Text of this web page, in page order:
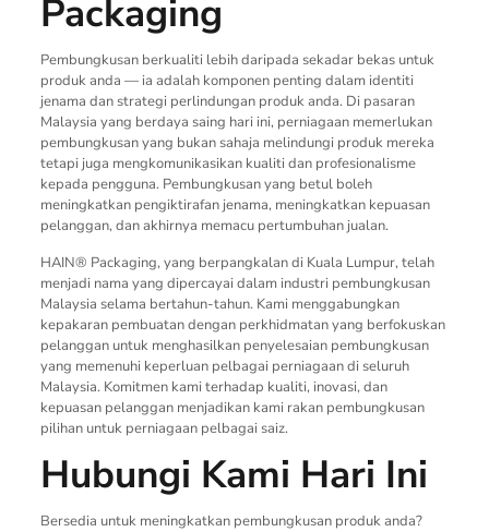
Packaging
Pembungkusan berkualiti lebih daripada sekadar bekas untuk
produk anda — ia adalah komponen penting dalam identiti
jenama dan strategi perlindungan produk anda. Di pasaran
Malaysia yang berdaya saing hari ini, perniagaan memerlukan
pembungkusan yang bukan sahaja melindungi produk mereka
tetapi juga mengkomunikasikan kualiti dan profesionalisme
kepada pengguna. Pembungkusan yang betul boleh
meningkatkan pengiktirafan jenama, meningkatkan kepuasan
pelanggan, dan akhirnya memacu pertumbuhan jualan.
HAIN® Packaging, yang berpangkalan di Kuala Lumpur, telah
menjadi nama yang dipercayai dalam industri pembungkusan
Malaysia selama bertahun-tahun. Kami menggabungkan
kepakaran pembuatan dengan perkhidmatan yang berfokuskan
pelanggan untuk menghasilkan penyelesaian pembungkusan
yang memenuhi keperluan pelbagai perniagaan di seluruh
Malaysia. Komitmen kami terhadap kualiti, inovasi, dan
kepuasan pelanggan menjadikan kami rakan pembungkusan
pilihan untuk perniagaan pelbagai saiz.
Hubungi Kami Hari Ini
Bersedia untuk meningkatkan pembungkusan produk anda?